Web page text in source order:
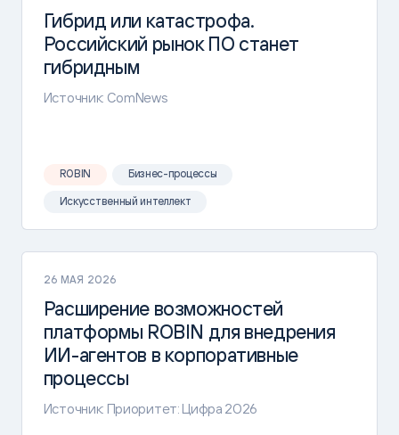
Гибрид или катастрофа.
Российский рынок ПО станет
гибридным
Источник: ComNews
ROBIN Бизнес-процессы
Искусственный интеллект
26 МАЯ 2026
Расширение возможностей
платформы ROBIN для внедрения
ИИ-агентов в корпоративные
процессы
Источник: Приоритет: Цифра 2026